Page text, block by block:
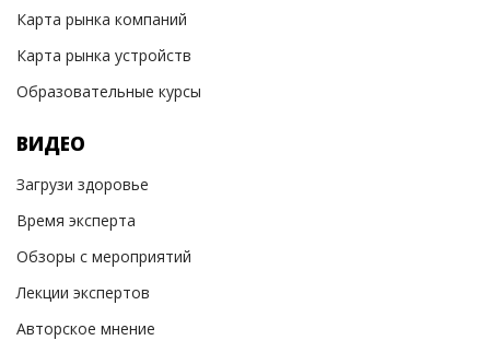
Карта рынка компаний
Карта рынка устройств
Образовательные курсы
ВИДЕО
Загрузи здоровье
Время эксперта
Обзоры с мероприятий
Лекции экспертов
Авторское мнение